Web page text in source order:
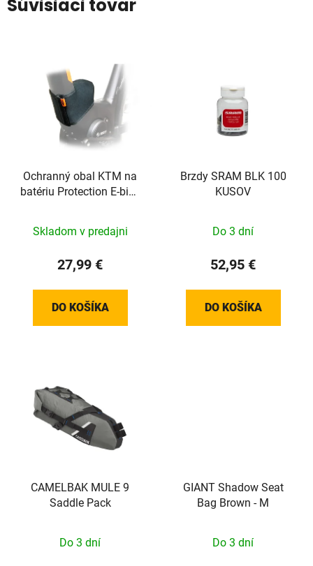
Súvisiaci tovar
Ochranný obal KTM na
batériu Protection E-bike
Skladom v predajni
27,99 €
DO KOŠÍKA
Brzdy SRAM BLK 100
KUSOV
Do 3 dní
52,95 €
DO KOŠÍKA
CAMELBAK MULE 9
Saddle Pack
Do 3 dní
GIANT Shadow Seat
Bag Brown - M
Do 3 dní